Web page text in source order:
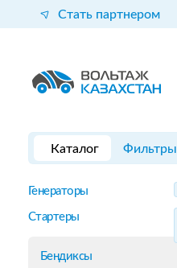
Стать партнером
Каталог Фильтры
Генераторы
Стартеры
Бендиксы